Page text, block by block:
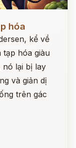
hóa
kể về
tạp hóa giàu
nó lại bị lay
và giản dị
trên gác